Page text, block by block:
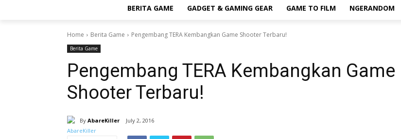
BERITA GAME GADGET & GAMING GEAR GAME TO FILM NGERANDOM
Home Berita Game Pengembang TERA Kembangkan Game Shooter Terbaru!
Berita Game
Pengembang TERA Kembangkan Game
Shooter Terbaru!
By AbareKiller July 2, 2016